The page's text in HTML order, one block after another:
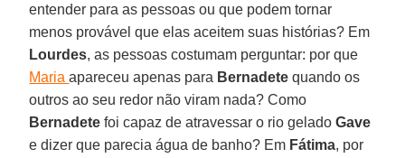
entender para as pessoas ou que podem tornar
menos provável que elas aceitem suas histórias? Em
Lourdes, as pessoas costumam perguntar: por que
Mariaapareceu apenas para Bernadete quando os
outros ao seu redor não viram nada? Como
Bernadete foi capaz de atravessar o rio geladoGave
e dizer que parecia água de banho? Em Fátima, por